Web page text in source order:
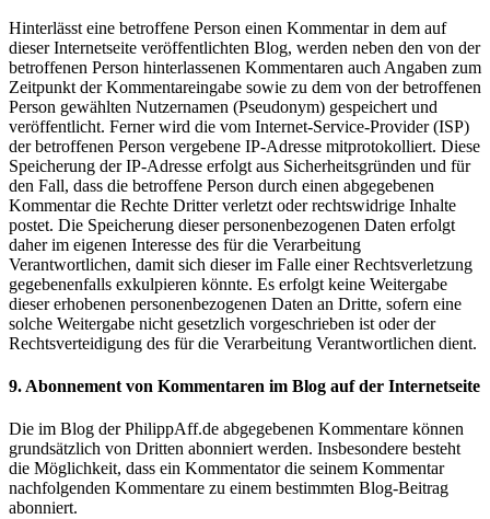
Hinterlässt eine betroffene Person einen Kommentar in dem auf
dieser Internetseite veröffentlichten Blog, werden neben den von der
betroffenen Person hinterlassenen Kommentaren auch Angaben zum
Zeitpunkt der Kommentareingabe sowie zu dem von der betroffenen
Person gewählten Nutzernamen (Pseudonym) gespeichert und
veröffentlicht. Ferner wird die vom Internet-Service-Provider (ISP)
der betroffenen Person vergebene IP-Adresse mitprotokolliert. Diese
Speicherung der IP-Adresse erfolgt aus Sicherheitsgründen und für
den Fall, dass die betroffene Person durch einen abgegebenen
Kommentar die Rechte Dritter verletzt oder rechtswidrige Inhalte
postet. Die Speicherung dieser personenbezogenen Daten erfolgt
daher im eigenen Interesse des für die Verarbeitung
Verantwortlichen, damit sich dieser im Falle einer Rechtsverletzung
gegebenenfalls exkulpieren könnte. Es erfolgt keine Weitergabe
dieser erhobenen personenbezogenen Daten an Dritte, sofern eine
solche Weitergabe nicht gesetzlich vorgeschrieben ist oder der
Rechtsverteidigung des für die Verarbeitung Verantwortlichen dient.
9. Abonnement von Kommentaren im Blog auf der Internetseite
Die im Blog der PhilippAff.de abgegebenen Kommentare können
grundsätzlich von Dritten abonniert werden. Insbesondere besteht
die Möglichkeit, dass ein Kommentator die seinem Kommentar
nachfolgenden Kommentare zu einem bestimmten Blog-Beitrag
abonniert.